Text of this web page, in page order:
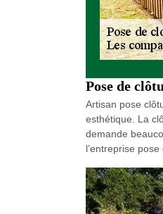
Pose de
Artisan pose
esthétique. La
demande
l’entreprise